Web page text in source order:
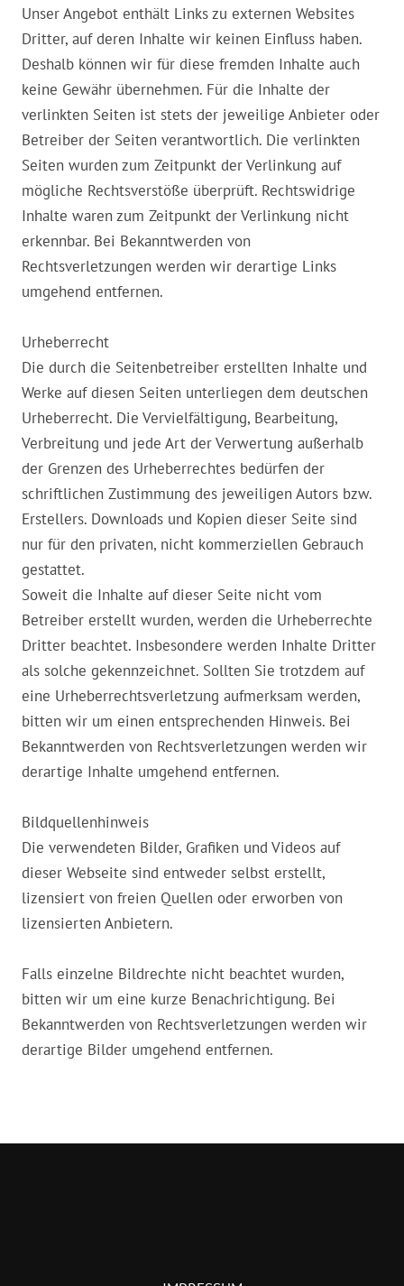
Unser Angebot enthält Links zu externen Websites
Dritter, auf deren Inhalte wir keinen Einfluss haben.
Deshalb können wir für diese fremden Inhalte auch
keine Gewähr übernehmen. Für die Inhalte der
verlinkten Seiten ist stets der jeweilige Anbieter oder
Betreiber der Seiten verantwortlich. Die verlinkten
Seiten wurden zum Zeitpunkt der Verlinkung auf
mögliche Rechtsverstöße überprüft. Rechtswidrige
Inhalte waren zum Zeitpunkt der Verlinkung nicht
erkennbar. Bei Bekanntwerden von
Rechtsverletzungen werden wir derartige Links
umgehend entfernen.
Urheberrecht
Die durch die Seitenbetreiber erstellten Inhalte und
Werke auf diesen Seiten unterliegen dem deutschen
Urheberrecht. Die Vervielfältigung, Bearbeitung,
Verbreitung und jede Art der Verwertung außerhalb
der Grenzen des Urheberrechtes bedürfen der
schriftlichen Zustimmung des jeweiligen Autors bzw.
Erstellers. Downloads und Kopien dieser Seite sind
nur für den privaten, nicht kommerziellen Gebrauch
gestattet.
Soweit die Inhalte auf dieser Seite nicht vom
Betreiber erstellt wurden, werden die Urheberrechte
Dritter beachtet. Insbesondere werden Inhalte Dritter
als solche gekennzeichnet. Sollten Sie trotzdem auf
eine Urheberrechtsverletzung aufmerksam werden,
bitten wir um einen entsprechenden Hinweis. Bei
Bekanntwerden von Rechtsverletzungen werden wir
derartige Inhalte umgehend entfernen.
Bildquellenhinweis
Die verwendeten Bilder, Grafiken und Videos auf
dieser Webseite sind entweder selbst erstellt,
lizensiert von freien Quellen oder erworben von
lizensierten Anbietern.
Falls einzelne Bildrechte nicht beachtet wurden,
bitten wir um eine kurze Benachrichtigung. Bei
Bekanntwerden von Rechtsverletzungen werden wir
derartige Bilder umgehend entfernen.